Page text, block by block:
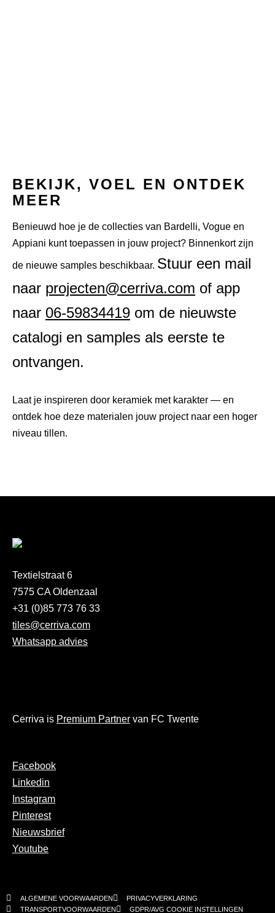
BEKIJK, VOEL EN ONTDEK
MEER
Benieuwd hoe je de collecties van Bardelli, Vogue en
Appiani kunt toepassen in jouw project? Binnenkort zijn
de nieuwe samples beschikbaar. Stuur een mail
naar projecten@cerriva.com of app
naar 06-59834419 om de nieuwste
catalogi en samples als eerste te
ontvangen.
Laat je inspireren door keramiek met karakter — en
ontdek hoe deze materialen jouw project naar een hoger
niveau tillen.
Textielstraat 6
7575 CA Oldenzaal
+31 (0)85 773 76 33
tiles@cerriva.com
Whatsapp advies
Cerriva is Premium Partner van FC Twente
Facebook
Linkedin
Instagram
Pinterest
Nieuwsbrief
Youtube
ALGEMENE VOORWAARDEN
PRIVACYVERKLARING
TRANSPORTVOORWAARDEN
GDPR/AVG COOKIE INSTELLINGEN